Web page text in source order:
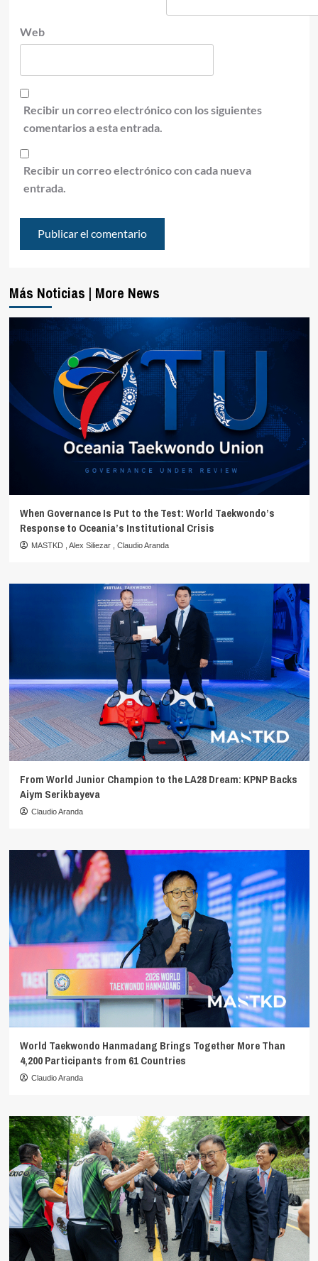
Web
Recibir un correo electrónico con los siguientes
comentarios a esta entrada.
Recibir un correo electrónico con cada nueva
entrada.
Más Noticias | More News
When Governance Is Put to the Test: World Taekwondo’s
Response to Oceania’s Institutional Crisis
MASTKD Alex Siliezar Claudio Aranda
From World Junior Champion to the LA28 Dream: KPNP Backs
Aiym Serikbayeva
Claudio Aranda
World Taekwondo Hanmadang Brings Together More Than
4,200 Participants from 61 Countries
Claudio Aranda